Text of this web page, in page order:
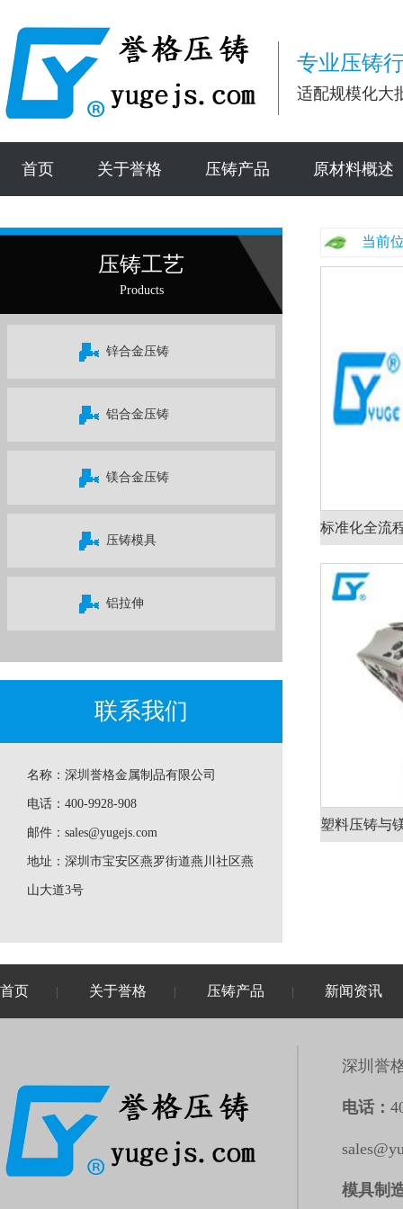
专业压铸
适配规模化大
首页 关于誉格 压铸产品 原材料概述
压铸工艺
Products
锌合金压铸
铝合金压铸
镁合金压铸
压铸模具
铝拉伸
联系我们
名称： 深圳誉格金属制品有限公司
电话： 400-9928-908
邮件： sales@yugejs.com
地址： 深圳市宝安区燕罗街道燕川社区燕
山大道3号
当前
首页 关于誉格 压铸产品 新闻资讯
深圳誉
电话：
模具制